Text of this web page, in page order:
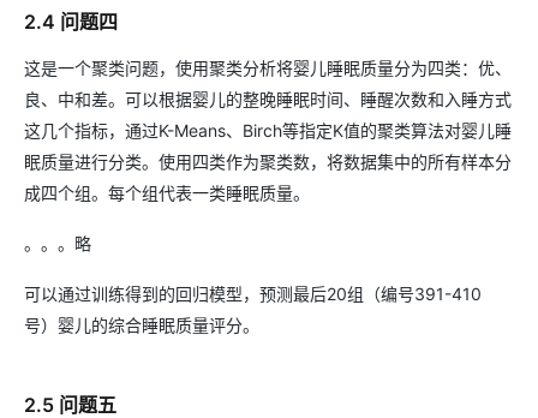
2.4 问题四
这是一个聚类问题，使用聚类分析将婴儿睡眠质量分为四类：优、
良、中和差。可以根据婴儿的整晚睡眠时间、睡醒次数和入睡方式
这几个指标，通过K-Means、Birch等指定K值的聚类算法对婴儿睡
眠质量进行分类。使用四类作为聚类数，将数据集中的所有样本分
成四个组。每个组代表一类睡眠质量。
。。。略
可以通过训练得到的回归模型，预测最后20组（编号391-410
号）婴儿的综合睡眠质量评分。
2.5 问题五